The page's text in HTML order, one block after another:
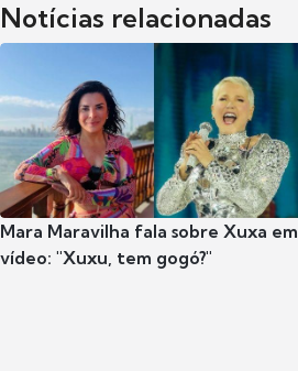
Notícias relacionadas
Mara Maravilha fala sobre Xuxa em
vídeo: "Xuxu, tem gogó?"